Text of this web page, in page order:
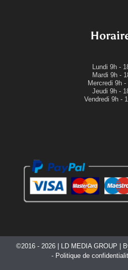
Lundi 9h -
Mardi 9h -
Mercredi 9h -
Jeudi 9h -
Vendredi 9h -
©2016 - 2026 | LD MEDIA GROUP |
- Politique de